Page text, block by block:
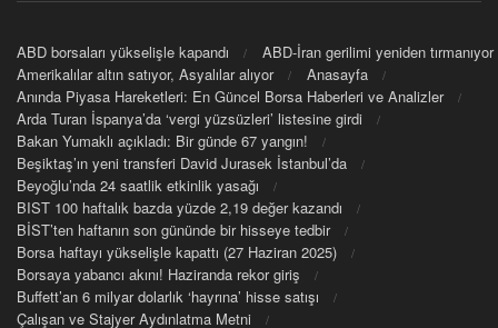
ABD borsaları yükselişle kapandı
ABD-İran gerilimi yeniden tırmanıyor
Amerikalılar altın satıyor, Asyalılar alıyor
Anasayfa
Anında Piyasa Hareketleri: En Güncel Borsa Haberleri ve Analizler
Arda Turan İspanya’da ‘vergi yüzsüzleri’ listesine girdi
Bakan Yumaklı açıkladı: Bir günde 67 yangın!
Beşiktaş’ın yeni transferi David Jurasek İstanbul’da
Beyoğlu’nda 24 saatlik etkinlik yasağı
BIST 100 haftalık bazda yüzde 2,19 değer kazandı
BİST’ten haftanın son gününde bir hisseye tedbir
Borsa haftayı yükselişle kapattı (27 Haziran 2025)
Borsaya yabancı akını! Haziranda rekor giriş
Buffett’an 6 milyar dolarlık ‘hayrına’ hisse satışı
Çalışan ve Stajyer Aydınlatma Metni